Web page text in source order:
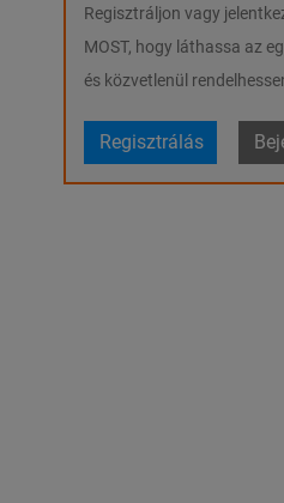
Regisztráljon vagy
MOST, hogy láthassa az
és közvetlenül
Regisztrálás